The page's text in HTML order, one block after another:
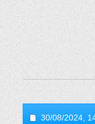
30/08/2024,